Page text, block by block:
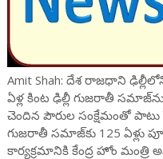
Amit Shah: దేశ రాజధాని
ఏళ్ల కింట ఢిల్లీ గుజరాతీ
చెందిన పౌరుల సంక్షేమంతో పాటు
గుజరాతీ సమాజ్‌కు 125 ఏళ్లు
కార్యక్రమానికి కేంద్ర హోం